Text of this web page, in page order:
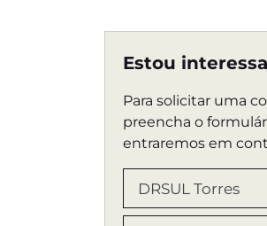
Estou
Para solicitar uma
preencha o
entraremos em